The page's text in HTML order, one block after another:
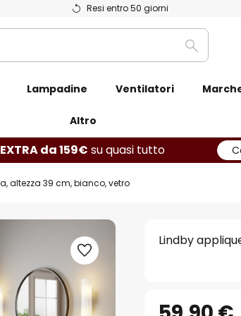
Resi entro 50 giorni
Ricerca
Lampadine Ventilatori
Altro
da 159€ su quasi tutto
altezza 39 cm, bianco, vetro
Lindby